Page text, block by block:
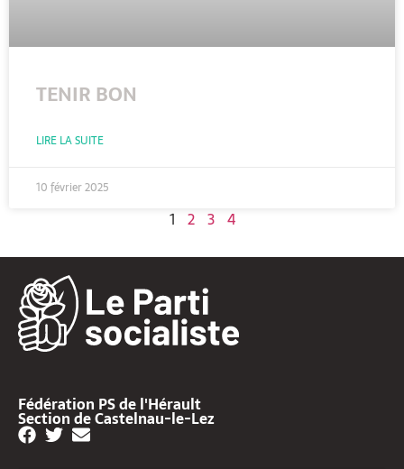
TENIR BON
LIRE LA SUITE
10 février 2025
1 2 3 4
Fédération PS de l'Hérault
Section de Castelnau-le-Lez